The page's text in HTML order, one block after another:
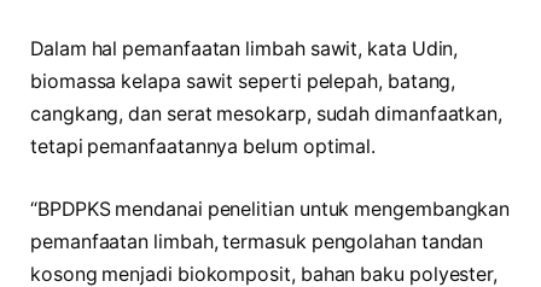
Dalam hal pemanfaatan limbah sawit, kata Udin,
biomassa kelapa sawit seperti pelepah, batang,
cangkang, dan serat mesokarp, sudah dimanfaatkan,
tetapi pemanfaatannya belum optimal.
“BPDPKS mendanai penelitian untuk mengembangkan
pemanfaatan limbah, termasuk pengolahan tandan
kosong menjadi biokomposit, bahan baku polyester,